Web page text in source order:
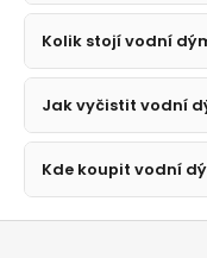
Kolik stojí vodní
Jak vyčistit vodní
Kde koupit vodní
Z